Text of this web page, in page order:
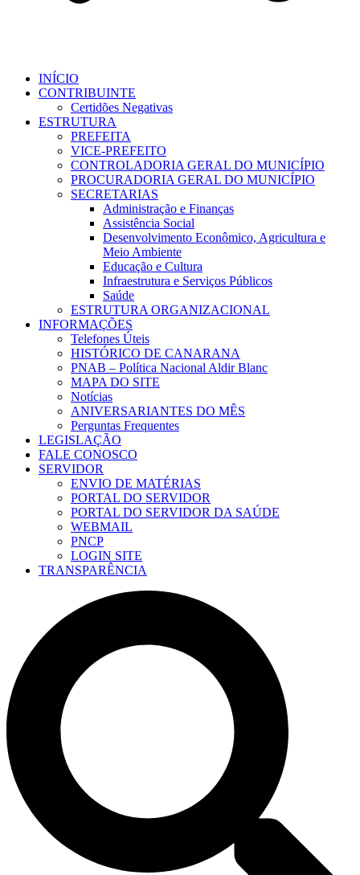
INÍCIO
CONTRIBUINTE
Certidões Negativas
ESTRUTURA
PREFEITA
VICE-PREFEITO
CONTROLADORIA GERAL DO MUNICÍPIO
PROCURADORIA GERAL DO MUNICÍPIO
SECRETARIAS
Administração e Finanças
Assistência Social
Desenvolvimento Econômico, Agricultura e
Meio Ambiente
Educação e Cultura
Infraestrutura e Serviços Públicos
Saúde
ESTRUTURA ORGANIZACIONAL
INFORMAÇÕES
Telefones Úteis
HISTÓRICO DE CANARANA
PNAB – Política Nacional Aldir Blanc
MAPA DO SITE
Notícias
ANIVERSARIANTES DO MÊS
Perguntas Frequentes
LEGISLAÇÃO
FALE CONOSCO
SERVIDOR
ENVIO DE MATÉRIAS
PORTAL DO SERVIDOR
PORTAL DO SERVIDOR DA SAÚDE
WEBMAIL
PNCP
LOGIN SITE
TRANSPARÊNCIA